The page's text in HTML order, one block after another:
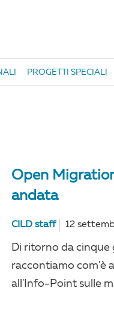
PROGETTI SPECIALI
Open
andata
CILD staff 12
Di ritorno da
raccontiamo com'è
all'Info-Point sulle